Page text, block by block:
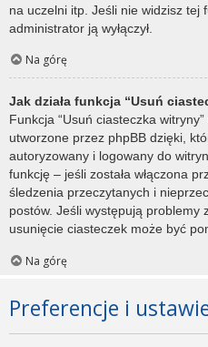
na uczelni itp. Jeśli nie widzisz tej
administrator ją wyłączył.
Na górę
Jak działa funkcja “Usuń
Funkcja “Usuń ciasteczka
utworzone przez phpBB dzięki,
autoryzowany i logowany do
funkcję – jeśli została włączona
śledzenia przeczytanych i
postów. Jeśli występują problemy
usunięcie ciasteczek może być
Na górę
Preferencje i